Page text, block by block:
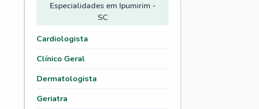
Especialidades em Ipumirim -
SC
Cardiologista
Clínico Geral
Dermatologista
Geriatra